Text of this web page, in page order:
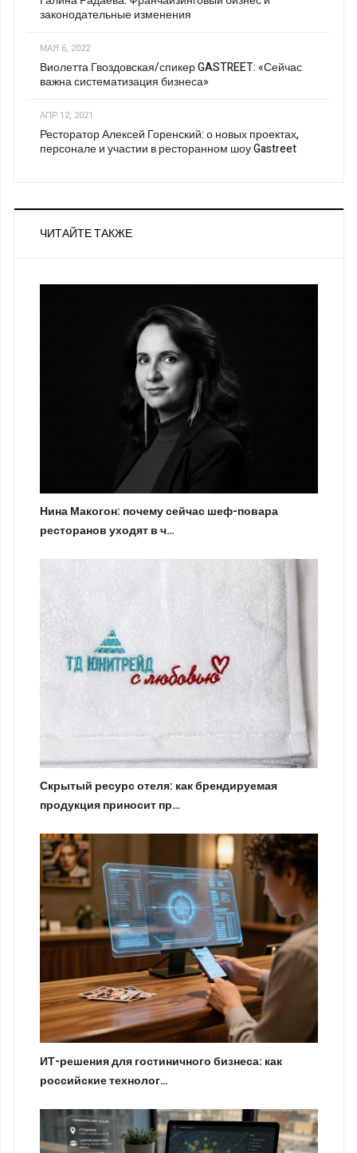
законодательные изменения
МАЯ 6, 2022
Виолетта Гвоздовская/спикер GASTREET: «Сейчас
важна систематизация бизнеса»
АПР 12, 2021
Ресторатор Алексей Горенский: о новых проектах,
персонале и участии в ресторанном шоу Gastreet
ЧИТАЙТЕ ТАКЖЕ
Нина Макогон: почему сейчас шеф-повара
ресторанов уходят в ч…
Скрытый ресурс отеля: как брендируемая
продукция приносит пр…
ИТ-решения для гостиничного бизнеса: как
российские технолог…